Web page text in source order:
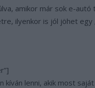
amikor már sok e-
ilyenkor is jól jöhet
lenni, akik most